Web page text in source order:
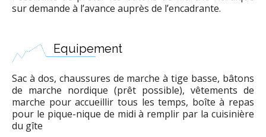
sur demande à l’avance auprès de l’encadrante.
Equipement
Sac à dos, chaussures de marche à tige basse, bâtons
de marche nordique (prêt possible), vêtements de
marche pour accueillir tous les temps, boîte à repas
pour le pique-nique de midi à remplir par la cuisinière
du gîte